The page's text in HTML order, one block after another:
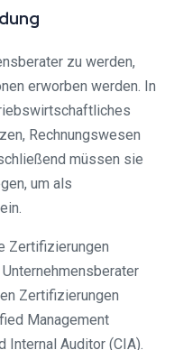
zu werden,
erworben werden. In
Rechnungswesen
müssen sie
um als
Zertifizierungen
Zertifizierungen
Management
Internal Auditor (CIA).